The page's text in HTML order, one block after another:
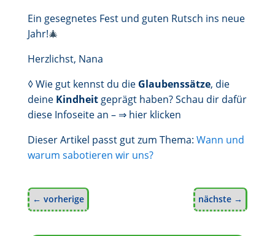
Ein gesegnetes Fest und guten Rutsch ins neue
Jahr!🎄
Herzlichst, Nana
◊ Wie gut kennst du die Glaubenssätze, die
deine Kindheitgeprägt haben? Schau dir dafür
diese Infoseite an – ⇒ hier klicken
Dieser Artikel passt gut zum Thema: Wann und
warum sabotieren wir uns?
← vorherige nächste →